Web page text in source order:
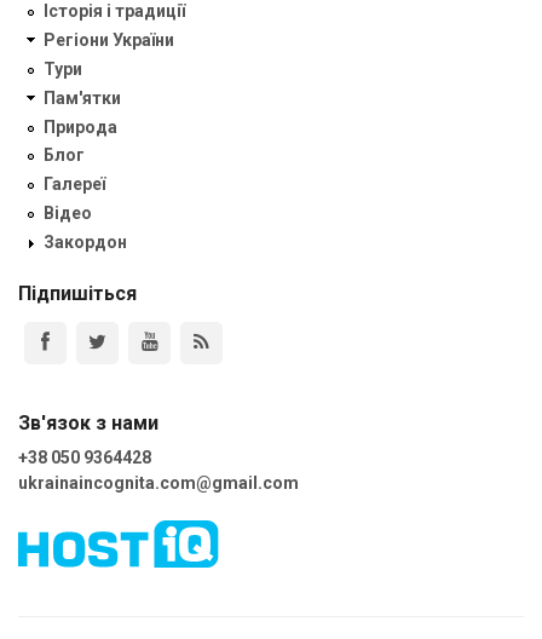
Історія і традиції
Регіони України
Тури
Пам'ятки
Природа
Блог
Галереї
Відео
Закордон
Підпишіться
Зв'язок з нами
+38 050 9364428
ukrainaincognita.com@gmail.com